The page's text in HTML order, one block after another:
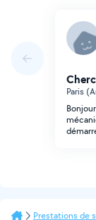
Paris
Prestations de